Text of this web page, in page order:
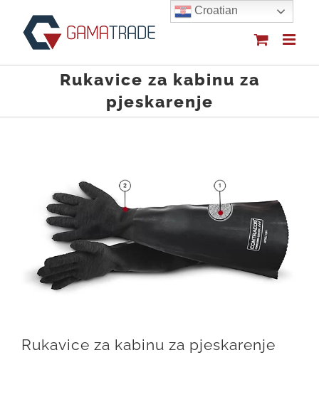
content
Rukavice za kabinu za
pjeskarenje
Rukavice za kabinu za pjeskarenje
Croatian